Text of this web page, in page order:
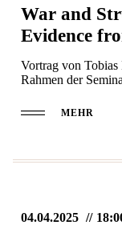
War and
Evidence
Vortrag von
Rahmen der
MEHR
04.04.2025